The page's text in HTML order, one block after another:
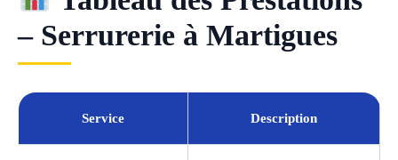
– Serrurerie à Martigues
Service Description